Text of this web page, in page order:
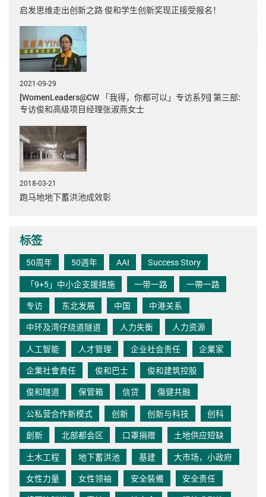
启发思维走出创新之路 俊和学生创新奖现正接受报名！
2021-09-29
[WomenLeaders@CW 「我得，你都可以」专访系列] 第三部:
专访俊和高级项目经理张淑燕女士
2018-03-21
跑马地地下蓄洪池成效彰
标签
50周年 50週年 AAI
Success Story
「9+5」中小企支援措施
一带一路
一帶一路
专访
东北发展 中国
中港关系
中环及湾仔绕道隧道
人力失衡
人力资源
人工智能
人才管理 企业社会责任
企業家
企業社會責任
俊和巴士
俊和建筑控股
俊和隧道
保管箱 信贷
傷健共融
公私营合作新模式
创新 创新与科技
创科
創新
北部都会区 口罩捐赠
土地供应短缺
土木工程
地下蓄洪池 基建
大市场，小政府
女性力量
女性领袖 安全裝備
安全责任